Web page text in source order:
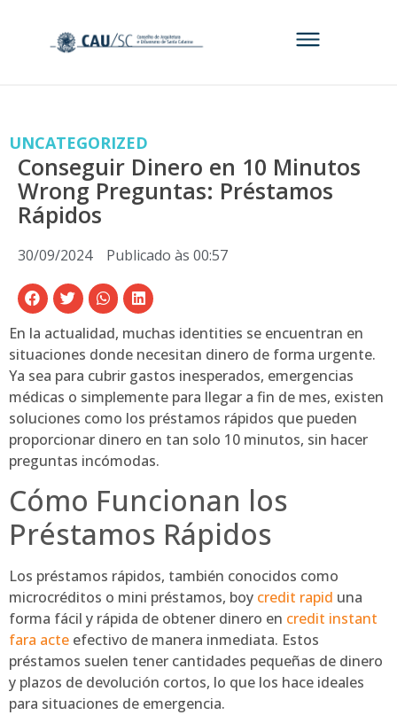
UNCATEGORIZED
Conseguir Dinero en 10 Minutos
Wrong Preguntas: Préstamos
Rápidos
30/09/2024 Publicado às 00:57
En la actualidad, muchas identities se encuentran en
situaciones donde necesitan dinero de forma urgente.
Ya sea para cubrir gastos inesperados, emergencias
médicas o simplemente para llegar a fin de mes, existen
soluciones como los préstamos rápidos que pueden
proporcionar dinero en tan solo 10 minutos, sin hacer
preguntas incómodas.
Cómo Funcionan los
Préstamos Rápidos
Los préstamos rápidos, también conocidos como
microcréditos o mini préstamos, boy credit rapid una
forma fácil y rápida de obtener dinero en credit instant
fara acte efectivo de manera inmediata. Estos
préstamos suelen tener cantidades pequeñas de dinero
y plazos de devolución cortos, lo que los hace ideales
para situaciones de emergencia.